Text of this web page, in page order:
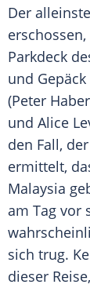
Der
Parkdeck
und
(Peter
und Alice
den Fall,
ermittelt,
Malaysia
am Tag vor
sich trug.
dieser